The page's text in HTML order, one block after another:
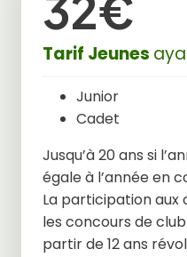
Tarif Jeunes
Junior
Cadet
Jusqu’à 20 ans si
égale à l’année en
La participation
les concours de
partir de 12 ans